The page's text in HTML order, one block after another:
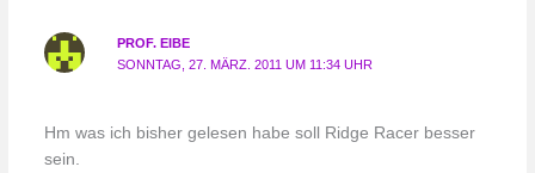
PROF. EIBE
SONNTAG, 27. MÄRZ. 2011 UM 11:34 UHR
Hm was ich bisher gelesen habe soll Ridge Racer besser
sein.